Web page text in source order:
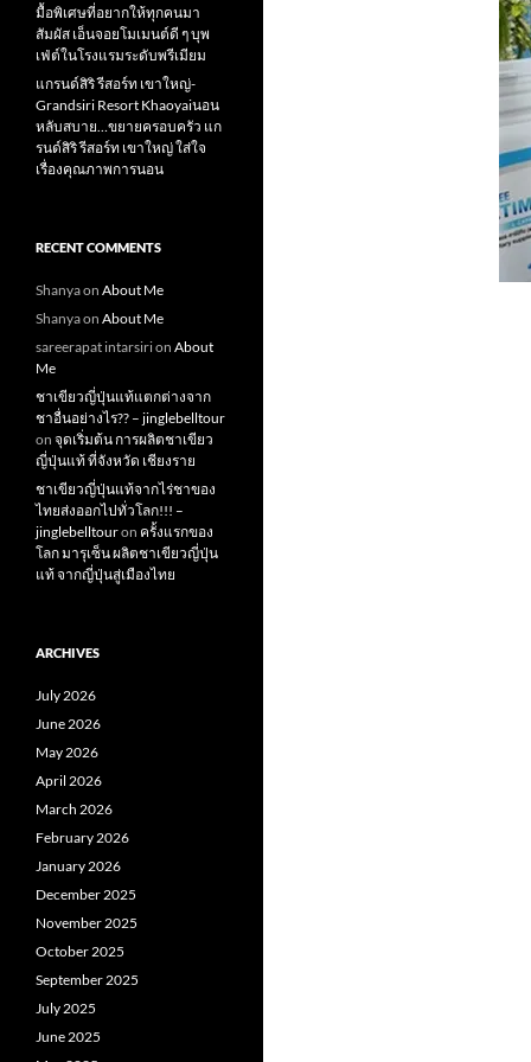
มื้อพิเศษที่อยากให้ทุกคนมา
สัมผัส เอ็นจอยโมเมนต์ดี ๆ บุพ
เฟ่ต์ในโรงแรมระดับพรีเมียม
แกรนด์สิริ​ รีสอร์ท​ เขาใหญ่​-
Grandsiri​ Resort​ Khaoyaiนอน
หลับสบาย…ขยายครอบครัว แก
รนด์สิริ รีสอร์ท เขาใหญ่ ใส่ใจ
เรื่องคุณภาพการนอน
RECENT COMMENTS
Shanyaon About Me
Shanyaon About Me
sareerapat intarsirion About
Me
ชาเขียวญี่ปุ่นแท้แตกต่างจาก
ชาอื่นอย่างไร?? – jinglebelltour
on จุดเริ่มต้น การผลิตชาเขียว
ญี่ปุ่นแท้ ที่จังหวัด เชียงราย
ชาเขียวญี่ปุ่นแท้จากไร่ชาของ
ไทยส่งออกไปทั่วโลก!!! –
jinglebelltouron ครั้งแรกของ
โลก มารุเซ็น ผลิตชาเขียวญี่ปุ่น
แท้ จากญี่ปุ่นสู่เมืองไทย
ARCHIVES
July 2026
June 2026
May 2026
April 2026
March 2026
February 2026
January 2026
December 2025
November 2025
October 2025
September 2025
July 2025
June 2025